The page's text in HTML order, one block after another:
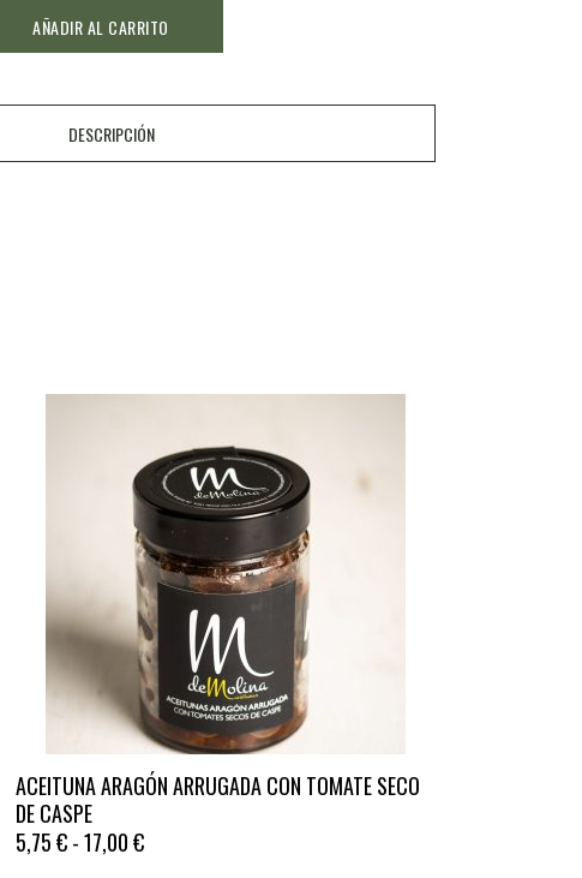
AÑADIR AL CARRITO
DESCRIPCIÓN
producto
tiene
múltiples
ACEITUNA ARAGÓN ARRUGADA CON TOMATE SECO
DE CASPE
5,75€-17,00€RANGO